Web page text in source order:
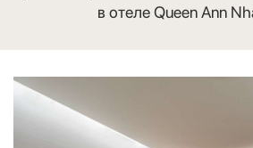
в отеле Queen Ann